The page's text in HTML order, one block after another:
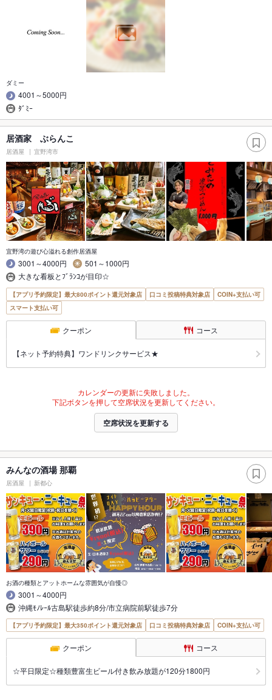
ダミー
4001～5000円
ﾀﾞﾐｰ
居酒家 ぶらんこ
居酒屋 宜野湾市
宜野湾の遊び心溢れる創作居酒屋
3001～4000円
501～1000円
大きな看板とﾌﾞﾗﾝｺが目印☆
【アプリ予約限定】最大800ポイント還元対象店 口コミ投稿特典対象店
COIN+支払い可
スマート支払い可
クーポン コース
【ネット予約特典】ワンドリンクサービス★
カレンダーの更新に失敗しました。
下記ボタンを押して空席状況を更新してください。
空席状況を更新する
みんなの酒場 那覇
居酒屋 新都心
お酒の種類とアットホームな雰囲気が自慢◎
3001～4000円
沖縄ﾓﾉﾚｰﾙ古島駅徒歩約8分/市立病院前駅徒歩7分
【アプリ予約限定】最大350ポイント還元対象店 口コミ投稿特典対象店 COIN+支払い可
クーポン コース
☆平日限定☆種類豊富生ビール付き飲み放題が120分1800円